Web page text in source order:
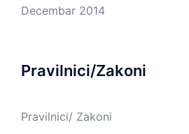
Decembar 2014
Pravilnici/Zakoni
Pravilnici/ Zakoni